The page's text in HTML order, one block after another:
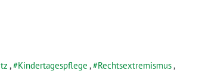
, Kindertagespflege , Rechtsextremismus,